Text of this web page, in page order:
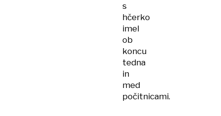
s
hčerko
imel
ob
koncu
tedna
in
med
počitnicami.